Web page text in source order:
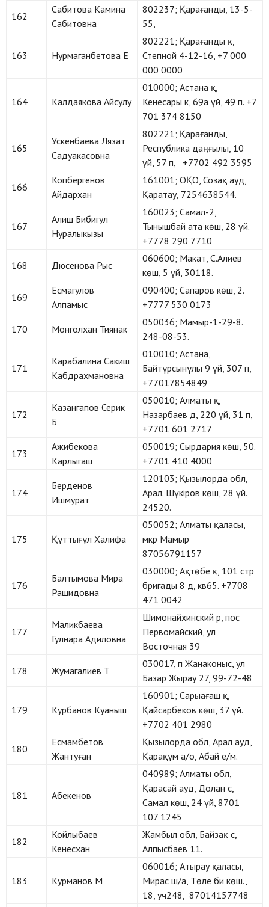
162
Сабитова Камина
Сабитовна
802237; Қарағанды, 13-5-
55,
163 Нурмаганбетова Е
802221; Қарағанды қ,
Степной 4-12-16, +7 000
000 0000
164 Калдаякова Айсулу
010000; Астана қ,
Кенесары к, 69а үй, 49 п. +7
701 374 8150
165
Ускенбаева Лязат
Садуакасовна
802221; Қарағанды,
Республика даңғылы, 10
үй, 57 п, +7702 492 3595
166
Копбергенов
Айдархан
161001; ОҚО, Созақ ауд,
Қаратау, 7254638544.
167
Алиш Бибигул
Нуралыкызы
160023; Самал-2,
Тынышбай ата көш, 28 үй.
+7778 290 7710
168 Дюсенова Рыс
060600; Макат, С.Алиев
көш, 5 үй, 30118.
169
Есмагулов
Алпамыс
090400; Сапаров көш, 2.
+7777 530 0173
170 Монголхан Тиянак
050036; Мамыр-1-29-8.
248-08-53.
171
Карабалина Сакиш
Кабдрахмановна
010010; Астана,
Байтұрсынұлы 9 үй, 307 п,
+77017854849
172
Казангапов Серик
Б
050010; Алматы қ,
Назарбаев д, 220 үй, 31 п,
+7701 601 2717
173
Ажибекова
Карлыгаш
050019; Сырдария көш, 50.
+7701 410 4000
174
Берденов
Ишмурат
120103; Қызылорда обл,
Арал. Шүкіров көш, 28 үй.
24520.
175 Құттығұл Халифа
050052; Алматы қаласы,
мкр Мамыр
87056791157
176
Балтымова Мира
Рашидовна
030000; Ақтөбе қ, 101 стр
бригады 8 д, кв65. +7708
471 0042
177
Маликбаева
Гулнара Адиловна
Шимонайхинский р, пос
Первомайский, ул
Восточная 39
178 Жумагалиев Т
030017, п Жанаконыс, ул
Базар Жырау 27, 99-72-48
179 Курбанов Куаныш
160901; Сарыағаш қ,
Қайсарбеков көш, 37 үй.
+7702 401 2980
180
Есмамбетов
Жантуған
Қызылорда обл, Арал ауд,
Қарақұм а/о, Абай е/м.
181 Абекенов
040989; Алматы обл,
Қарасай ауд, Долан с,
Самал көш, 24 үй, 8701
107 1245
182
Койлыбаев
Кенесхан
Жамбыл обл, Байзақ с,
Алпысбаев 11.
183 Курманов М
060016; Атырау қаласы,
Мирас ш/а, Төле би көш.,
18, уч248, 87014157748